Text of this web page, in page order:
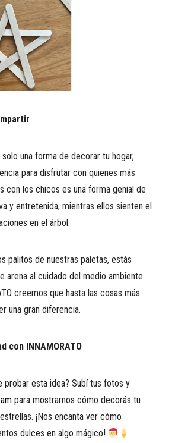
solo una forma de decorar tu hogar,
para disfrutar con quienes más
con los chicos es una forma genial de
y entretenida, mientras ellos sienten el
en el árbol.
palitos de nuestras paletas, estás
arena al cuidado del medio ambiente.
creemos que hasta las cosas más
una gran diferencia.
con INNAMORATO
probar esta idea? Subí tus fotos y
para mostrarnos cómo decorás tu
¡Nos encanta ver cómo
dulces en algo mágico!